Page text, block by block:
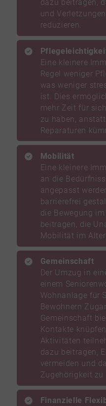
dazu beitragen,
und
reduzieren.
Eine kleinere
Regel weniger
was weniger
ist. Dies
mehr Zeit für
zu haben,
Reparaturen
Mobilität
Eine kleinere
an die
angepasst
barrierefrei
die Bewegung
beitragen, die
Mobilität im
Gemeinschaft
Der Umzug in
einem
Wohnanlage für
Bewohnern
Gemeinschaft
Kontakte
Aktivitäten
dazu beitragen,
vermeiden und
Zugehörigkeit zu
Finanzielle